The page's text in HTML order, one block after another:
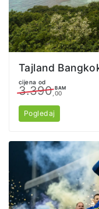
Tajland
cijena od
3.390 BAM
,00
Pogledaj